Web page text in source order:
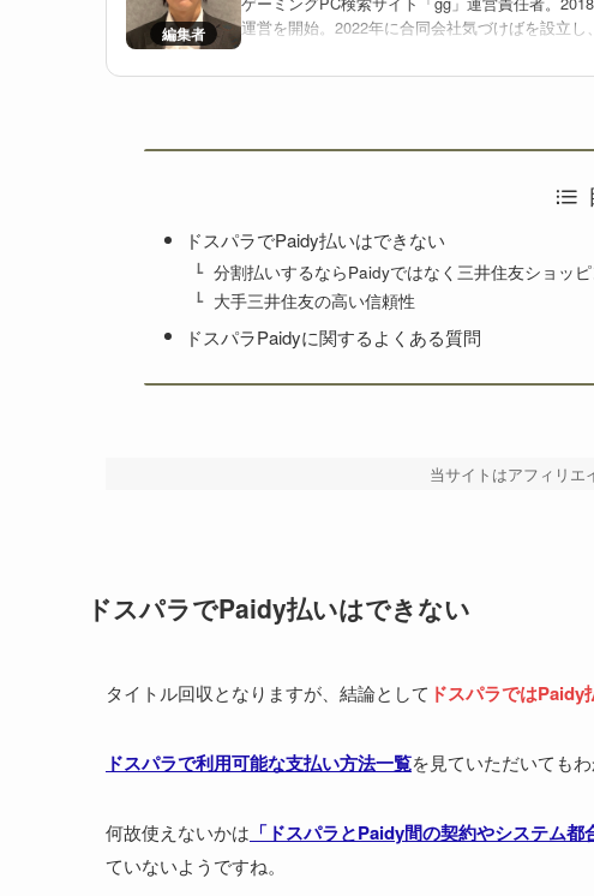
運営を開始。2022年に合同会社気づけばを設立
2025年より、国内最大級のゲーミングPC・BTO
ドスパラでPaidy払いはできない
分割払いするならPaidyではなく三井住友ショッ
大手三井住友の高い信頼性
ドスパラPaidyに関するよくある質問
当サイトはアフィリエ
ドスパラでPaidy払いはできない
タイトル回収となりますが、結論として ドスパラではPaidy
ドスパラで利用可能な支払い方法一覧を見ていただいても
何故使えないかは 「ドスパラとPaidy間の契約やシステム都
ていないようですね。